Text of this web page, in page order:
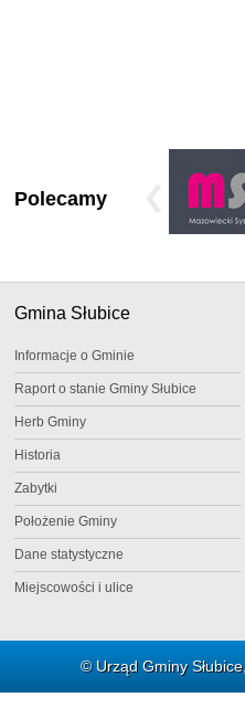
Polecamy
Gmina Słubice
Informacje o Gminie
Raport o stanie Gminy Słubice
Herb Gminy
Historia
Zabytki
Położenie Gminy
Dane statystyczne
Miejscowości i ulice
© Urząd Gminy